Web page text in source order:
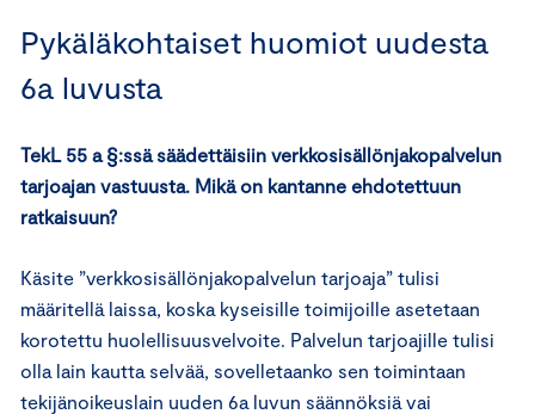
Pykäläkohtaiset huomiot uudesta
6a luvusta
TekL 55 a §:ssä säädettäisiin verkkosisällönjakopalvelun
tarjoajan vastuusta. Mikä on kantanne ehdotettuun
ratkaisuun?
Käsite ”verkkosisällönjakopalvelun tarjoaja” tulisi
määritellä laissa, koska kyseisille toimijoille asetetaan
korotettu huolellisuusvelvoite. Palvelun tarjoajille tulisi
olla lain kautta selvää, sovelletaanko sen toimintaan
tekijänoikeuslain uuden 6a luvun säännöksiä vai